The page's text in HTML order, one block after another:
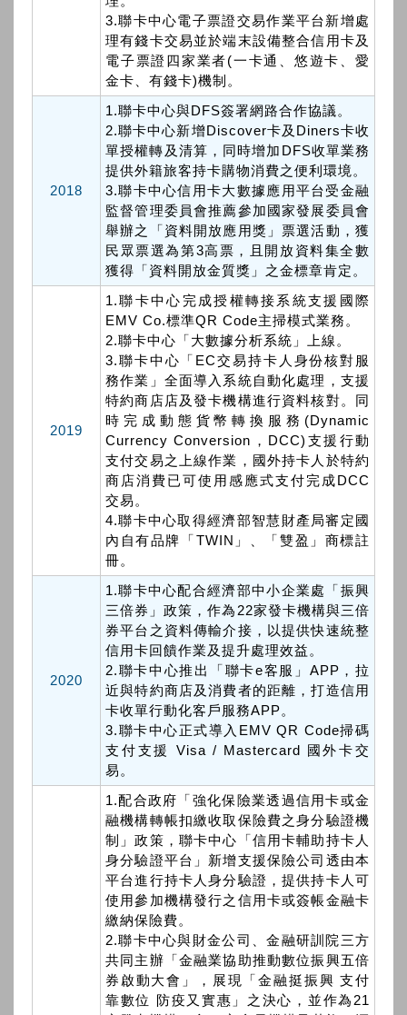
3.聯卡中心電子票證交易作業平台新增處
理有錢卡交易並於端末設備整合信用卡及
電子票證四家業者(一卡通、悠遊卡、愛
金卡、有錢卡)機制。
2018
1.聯卡中心與DFS簽署網路合作協議。
2.聯卡中心新增Discover卡及Diners卡收
單授權轉及清算，同時增加DFS收單業務
提供外籍旅客持卡購物消費之便利環境。
3.聯卡中心信用卡大數據應用平台受金融
監督管理委員會推薦參加國家發展委員會
舉辦之「資料開放應用獎」票選活動，獲
民眾票選為第3高票，且開放資料集全數
獲得「資料開放金質獎」之金標章肯定。
2019
1.聯卡中心完成授權轉接系統支援國際
EMV Co.標準QR Code主掃模式業務。
2.聯卡中心「大數據分析系統」上線。
3.聯卡中心「EC交易持卡人身份核對服
務作業」全面導入系統自動化處理，支援
特約商店店及發卡機構進行資料核對。同
時完成動態貨幣轉換服務(Dynamic
Currency Conversion，DCC)支援行動
支付交易之上線作業，國外持卡人於特約
商店消費已可使用感應式支付完成DCC
交易。
4.聯卡中心取得經濟部智慧財產局審定國
內自有品牌「TWIN」、「雙盈」商標註
冊。
2020
1.聯卡中心配合經濟部中小企業處「振興
三倍券」政策，作為22家發卡機構與三倍
券平台之資料傳輸介接，以提供快速統整
信用卡回饋作業及提升處理效益。
2.聯卡中心推出「聯卡e客服」APP，拉
近與特約商店及消費者的距離，打造信用
卡收單行動化客戶服務APP。
3.聯卡中心正式導入EMV QR Code掃碼
支付支援 Visa / Mastercard 國外卡交
易。
1.配合政府「強化保險業透過信用卡或金
融機構轉帳扣繳收取保險費之身分驗證機
制」政策，聯卡中心「信用卡輔助持卡人
身分驗證平台」新增支援保險公司透由本
平台進行持卡人身分驗證，提供持卡人可
使用參加機構發行之信用卡或簽帳金融卡
繳納保險費。
2.聯卡中心與財金公司、金融研訓院三方
共同主辦「金融業協助推動數位振興五倍
券啟動大會」，展現「金融挺振興 支付
靠數位 防疫又實惠」之決心，並作為21